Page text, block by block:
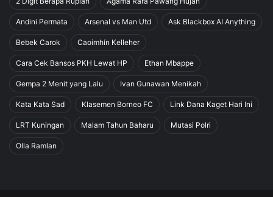
Andini Permata Arsenal vs Man Utd Ask Blackbox AI Anything
Bebek Carok Caoimhín Kelleher
Cara Cek Bansos PKH Lewat HP Ethan Mbappe
Gempa 2 Menit yang Lalu Ivan Gunawan Menikah
Kata Kata Sad Klasemen Borneo FC Link Dana Kaget Hari Ini
LRT Kuningan Malam Tahun Baharu Mutasi Polri
Olla Ramlan